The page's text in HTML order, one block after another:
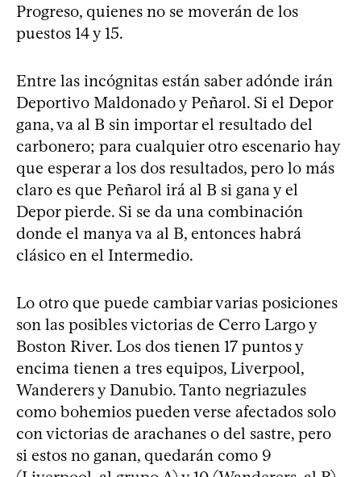
Progreso, quienes no se moverán de los
puestos 14 y 15.
Entre las incógnitas están saber adónde irán
Deportivo Maldonado y Peñarol. Si el Depor
gana, va al B sin importar el resultado del
carbonero; para cualquier otro escenario hay
que esperar a los dos resultados, pero lo más
claro es que Peñarol irá al B si gana y el
Depor pierde. Si se da una combinación
donde el manya va al B, entonces habrá
clásico en el Intermedio.
Lo otro que puede cambiar varias posiciones
son las posibles victorias de Cerro Largo y
Boston River. Los dos tienen 17 puntos y
encima tienen a tres equipos, Liverpool,
Wanderers y Danubio. Tanto negriazules
como bohemios pueden verse afectados solo
con victorias de arachanes o del sastre, pero
si estos no ganan, quedarán como 9